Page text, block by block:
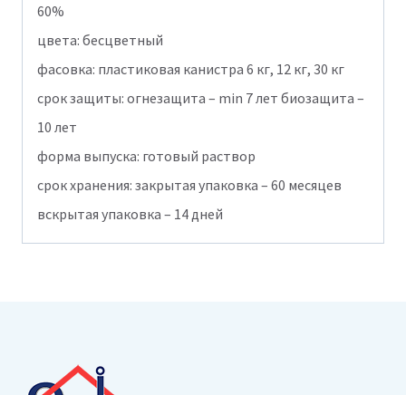
60%
цвета: бесцветный
фасовка: пластиковая канистра 6 кг, 12 кг, 30 кг
срок защиты: огнезащита – min 7 лет биозащита –
10 лет
форма выпуска: готовый раствор
срок хранения: закрытая упаковка – 60 месяцев
вскрытая упаковка – 14 дней